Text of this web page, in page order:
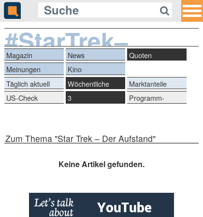
#StarTrek–
DerAufstand
Magazin News
Quoten
Meinungen
Kino
Täglich aktuell
Wöchentliche
Reihen
Marktanteile
US-Check
3
Programm-
Zum Thema "Star Trek – Der Aufstand"
Keine Artikel gefunden.